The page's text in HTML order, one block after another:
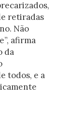
retiradas
Não
afirma
da
todos, e a